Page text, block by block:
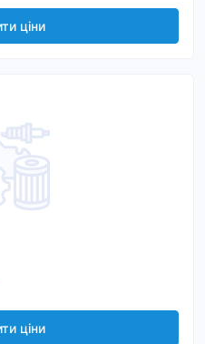
ціни
ціни